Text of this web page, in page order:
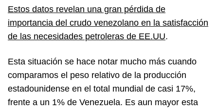
Estos datos revelan una gran pérdida de
importancia del crudo venezolano en la satisfacción
de las necesidades petroleras de EE.UU.
Esta situación se hace notar mucho más cuando
comparamos el peso relativo de la producción
estadounidense en el total mundial de casi 17%,
frente a un 1% de Venezuela. Es aun mayor esta